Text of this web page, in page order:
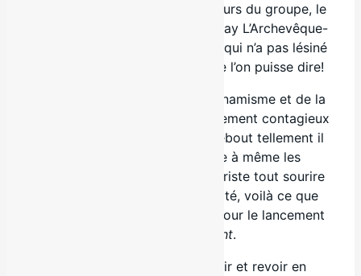
Sur les airs pop-rock accrocheurs du groupe, le
public a pu se dandiner avec May L’Archevêque-
Wells, la chanteuse du groupe, qui n’a pas lésiné
sur l’énergie, c’est le moins que l’on puisse dire!
, c’est du dynamisme et de la
passion à l’état pur. Et c’est tellement contagieux
en plus! Un batteur qui joue debout tellement il
est «dedans», de la lumière à même les
vêtements du groupe, un guitariste tout sourire
et un bassiste barbu et survolté, voilà ce que
nous avait réservé le groupe pour le lancement
Day and Night.
The Garlics, un groupe à voir et revoir en